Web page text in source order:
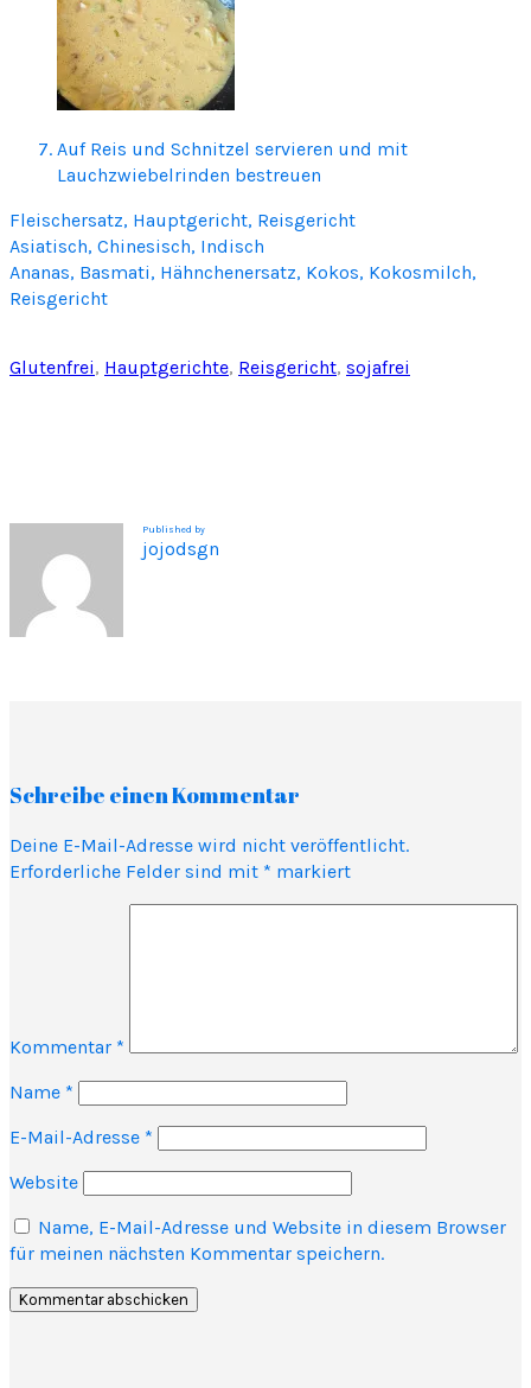
Auf Reis und Schnitzel servieren und mit
Lauchzwiebelrinden bestreuen
Fleischersatz, Hauptgericht, Reisgericht
Asiatisch, Chinesisch, Indisch
Ananas, Basmati, Hähnchenersatz, Kokos, Kokosmilch,
Reisgericht
Glutenfrei, Hauptgerichte, Reisgericht, sojafrei
Published by
jojodsgn
Schreibe einen Kommentar
Deine E-Mail-Adresse wird nicht veröffentlicht.
Erforderliche Felder sind mit * markiert
Kommentar *
Name *
E-Mail-Adresse *
Website
Name, E-Mail-Adresse und Website in diesem Browser
für meinen nächsten Kommentar speichern.